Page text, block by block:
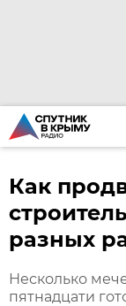
Как
разных
Несколько
пятнадцати